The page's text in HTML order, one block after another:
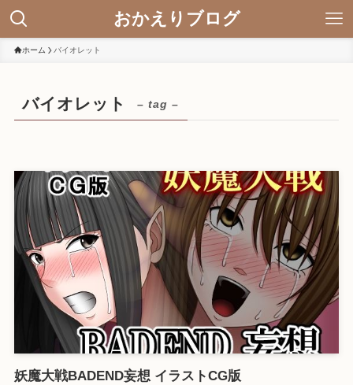
おかえりブログ
ホーム バイオレット
バイオレット – tag –
妖魔大戦BADEND妄想 イラストCG版